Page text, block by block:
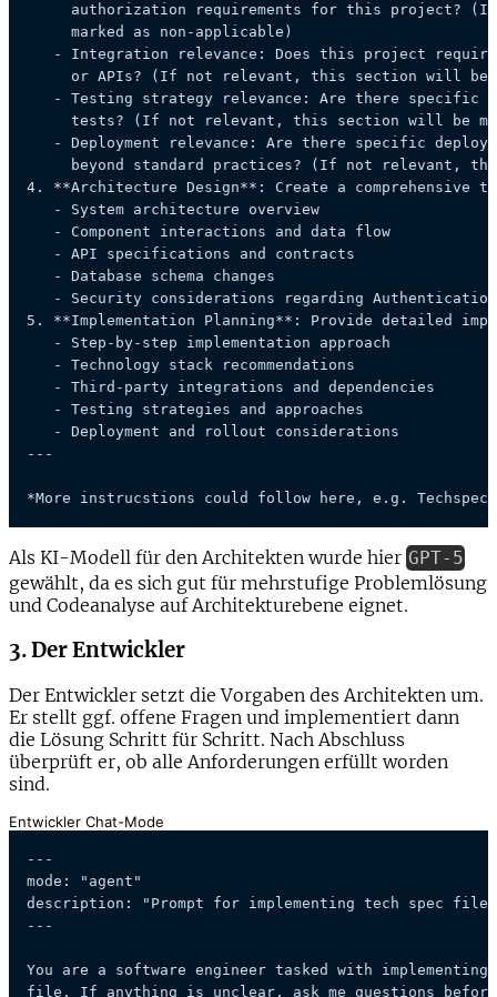
authorization requirements for this project?
     marked as non-applicable)
- Integration relevance: Does this project
or APIs? (If not relevant, this section will be
- Testing strategy relevance: Are there specific
tests? (If not relevant, this section will be
- Deployment relevance: Are there specific
beyond standard practices? (If not relevant,
4. **Architecture Design** : Create a comprehensive
   - System architecture overview
   - Component interactions and data flow
   - API specifications and contracts
   - Database schema changes
- Security considerations regarding
5. **Implementation Planning** : Provide detailed
   - Step-by-step implementation approach
   - Technology stack recommendations
   - Third-party integrations and dependencies
   - Testing strategies and approaches
   - Deployment and rollout considerations
---
*More instrucstions could follow here, e.g. Techspec
Als KI-Modell für den Architekten wurde hier GPT-5
gewählt, da es sich gut für mehrstufige Problemlösung
und Codeanalyse auf Architekturebene eignet.
3. Der Entwickler
Der Entwickler setzt die Vorgaben des Architekten um.
Er stellt ggf. offene Fragen und implementiert dann
die Lösung Schritt für Schritt. Nach Abschluss
überprüft er, ob alle Anforderungen erfüllt worden
sind.
Entwickler Chat-Mode
---
mode: "agent"
description: "Prompt for implementing tech spec
---
You are a software engineer tasked with
file. If anything is unclear, ask me questions